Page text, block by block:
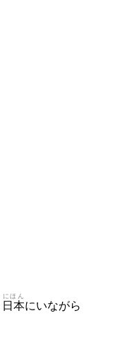
日本
にほん
にいながら